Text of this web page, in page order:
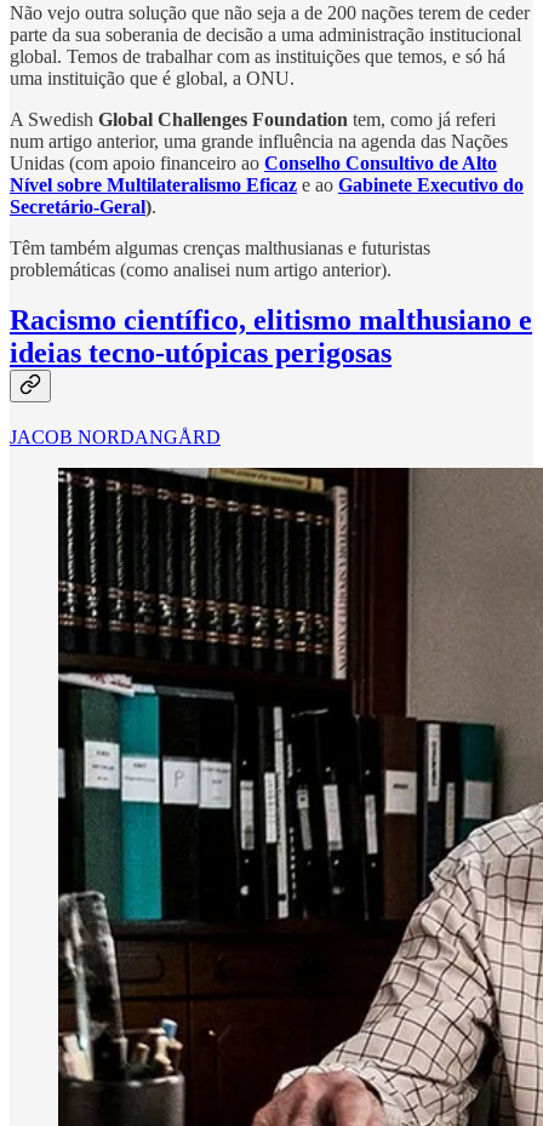
Não vejo outra solução que não seja a de 200 nações terem de ceder
parte da sua soberania de decisão a uma administração institucional
global. Temos de trabalhar com as instituições que temos, e só há
uma instituição que é global, a ONU.
A Swedish Global Challenges Foundation tem, como já referi
num artigo anterior, uma grande influência na agenda das Nações
Unidas (com apoio financeiro ao Conselho Consultivo de Alto
Nível sobre Multilateralismo Eficaz e ao Gabinete Executivo do
Secretário-Geral).
Têm também algumas crenças malthusianas e futuristas
problemáticas (como analisei num artigo anterior).
Racismo científico, elitismo malthusiano e
ideias tecno-utópicas perigosas
JACOB NORDANGÅRD